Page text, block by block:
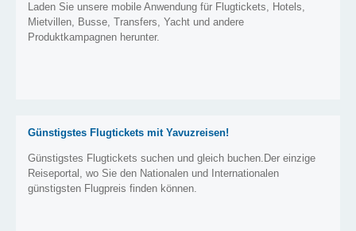
Laden Sie unsere mobile Anwendung für Flugtickets, Hotels,
Mietvillen, Busse, Transfers, Yacht und andere
Produktkampagnen herunter.
Günstigstes Flugtickets mit Yavuzreisen!
Günstigstes Flugtickets suchen und gleich buchen.Der einzige
Reiseportal, wo Sie den Nationalen und Internationalen
günstigsten Flugpreis finden können.